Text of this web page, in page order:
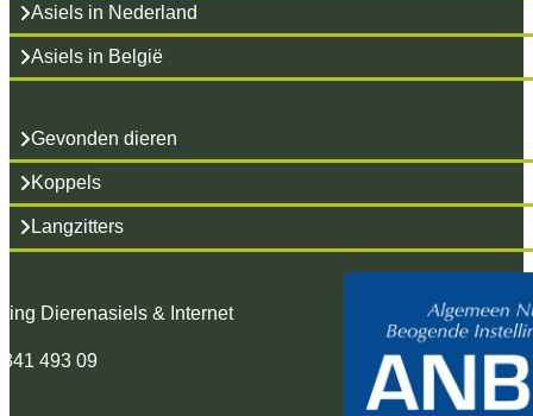
Asiels in Nederland
Asiels in België
Gevonden dieren
Koppels
Langzitters
Dierenasiels & Internet
493 09